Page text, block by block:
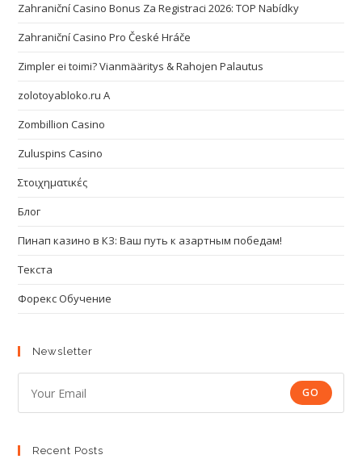
Zahraniční Casino Bonus Za Registraci 2026: TOP Nabídky
Zahraniční Casino Pro České Hráče
Zimpler ei toimi? Vianmääritys & Rahojen Palautus
zolotoyabloko.ru A
Zombillion Casino
Zuluspins Casino
Στοιχηματικές
Блог
Пинап казино в КЗ: Ваш путь к азартным победам!
Текста
Форекс Обучение
Newsletter
GO
Recent Posts